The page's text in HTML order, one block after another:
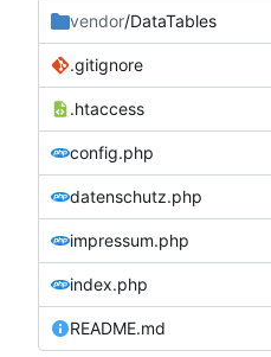
vendor/DataTables
.gitignore
.htaccess
config.php
datenschutz.php
impressum.php
index.php
README.md